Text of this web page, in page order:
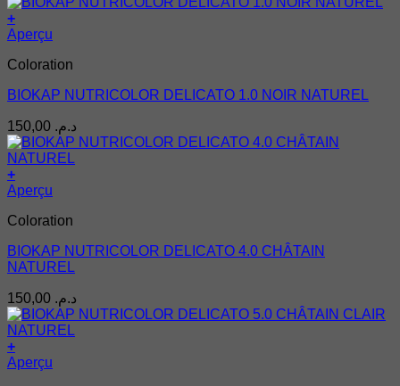
+
Aperçu
Coloration
BIOKAP NUTRICOLOR DELICATO 1.0 NOIR NATUREL
د.م.
+
Aperçu
Coloration
BIOKAP NUTRICOLOR DELICATO 4.0 CHÂTAIN
NATUREL
د.م.
+
Aperçu